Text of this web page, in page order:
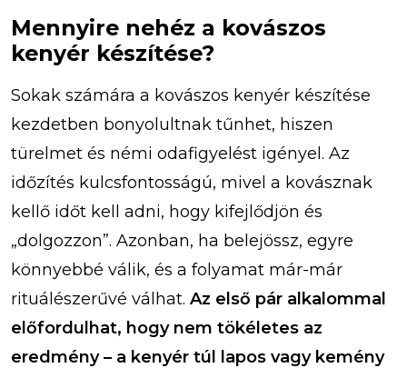
Mennyire nehéz a kovászos
kenyér készítése?
Sokak számára a kovászos kenyér készítése
kezdetben bonyolultnak tűnhet, hiszen
türelmet és némi odafigyelést igényel. Az
időzítés kulcsfontosságú, mivel a kovásznak
kellő időt kell adni, hogy kifejlődjön és
„dolgozzon”. Azonban, ha belejössz, egyre
könnyebbé válik, és a folyamat már-már
rituálészerűvé válhat. Az első pár alkalommal
előfordulhat, hogy nem tökéletes az
eredmény – a kenyér túl lapos vagy kemény